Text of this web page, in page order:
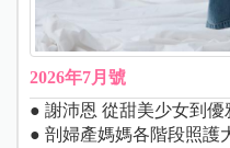
2026年7月號
● 謝沛恩 從甜美少女到優
● 剖婦產媽媽各階段照護